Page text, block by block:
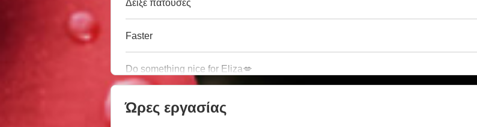
Δείξε πατούσες
Faster
Do something nice for Eliza💋
Ώρες εργασίας